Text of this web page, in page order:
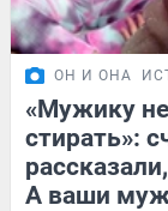
ОН И ОНА
«Мужику
стирать»:
А ваши